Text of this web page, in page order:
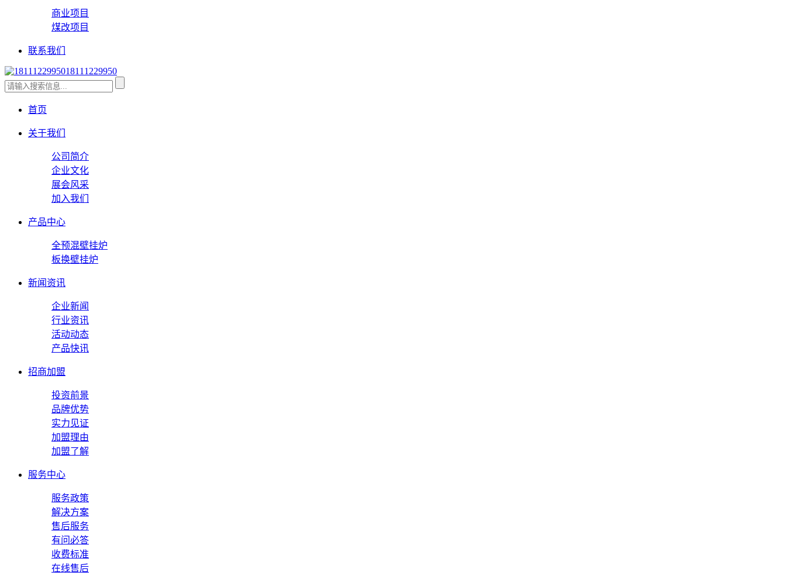
商业项目
煤改项目
联系我们
18111229950
首页
关于我们
公司简介
企业文化
展会风采
加入我们
产品中心
全预混壁挂炉
板换壁挂炉
新闻资讯
企业新闻
行业资讯
活动动态
产品快讯
招商加盟
投资前景
品牌优势
实力见证
加盟理由
加盟了解
服务中心
服务政策
解决方案
售后服务
有问必答
收费标准
在线售后